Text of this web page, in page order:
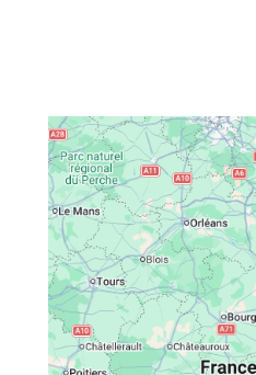
Hospitaals en
Kastelen en
Kunst
Markten
Musea
Natuur(parken)
Toeren